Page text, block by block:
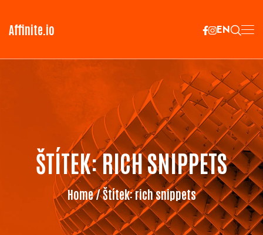
Affinite.io EN
ŠTÍTEK:RICH SNIPPETS
Home/ Štítek:rich snippets